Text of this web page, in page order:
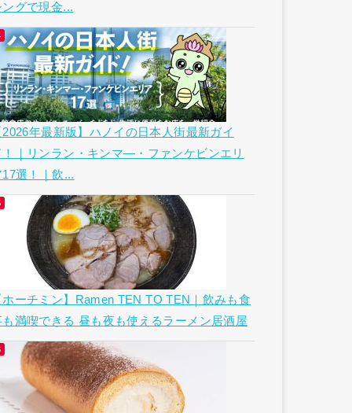
ングで現金...
2026年最新版】ハノイの日本人街最新ガイ
！｜リンラン・キンマ―・ファンケビンエリ
17選！｜飲...
ホーチミン】Ramen TEN TO TEN｜飲みも食
も満喫できる 昼も夜も使えるラーメン居酒屋